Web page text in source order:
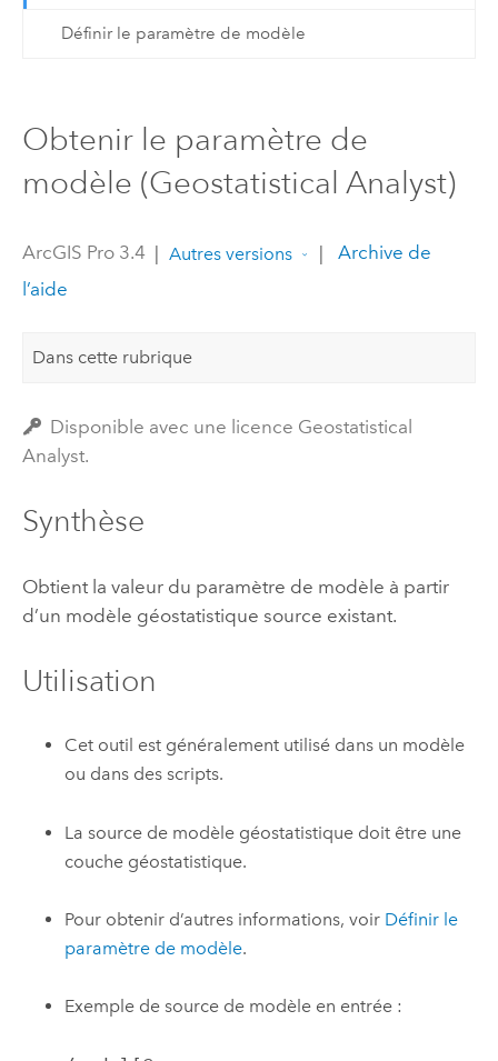
Définir le paramètre de modèle
Obtenir le paramètre de
modèle (Geostatistical Analyst)
ArcGIS Pro 3.4 | Autres versions |
Archive de
l’aide
Dans cette rubrique
Disponible avec une licence Geostatistical
Analyst.
Synthèse
Obtient la valeur du paramètre de modèle à partir
d’un modèle géostatistique source existant.
Utilisation
Cet outil est généralement utilisé dans un modèle
ou dans des scripts.
La source de modèle géostatistique doit être une
couche géostatistique.
Pour obtenir d’autres informations, voir Définir le
paramètre de modèle.
Exemple de source de modèle en entrée :